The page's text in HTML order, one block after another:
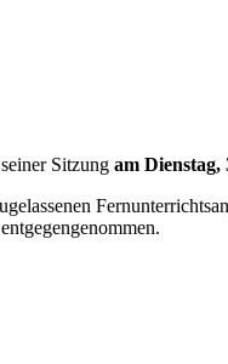
Sitzung am Dienstag,